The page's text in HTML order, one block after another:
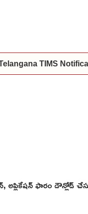
TIMS
అప్లికేషన్ ఫారం డౌన్లోడ్